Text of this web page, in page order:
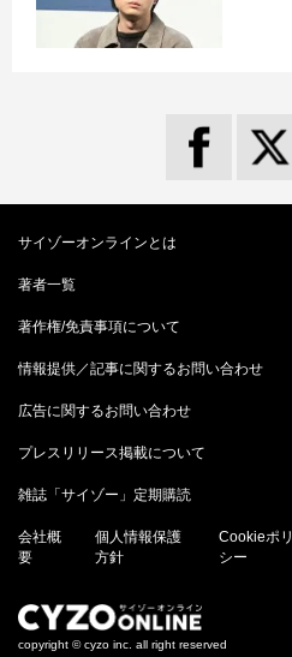
サイゾーオンラインとは
著者一覧
著作権/免責事項について
情報提供／記事に関するお問い合わせ
広告に関するお問い合わせ
プレスリリース掲載について
雑誌「サイゾー」定期購読
会社概
要
個人情報保護
方針
Cookieポリ
シー
copyright © cyzo inc. all right reserved